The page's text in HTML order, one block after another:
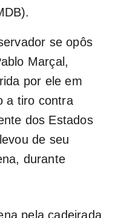
se opôs
Marçal,
por ele em
a tiro contra
dos Estados
de seu
durante
pela cadeirada